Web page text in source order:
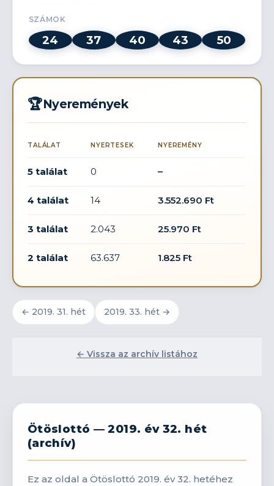
SZÁMOK
24 37 40 43 50
🏆Nyeremények
TALÁLAT NYERTESEK NYEREMÉNY
5 találat 0 –
4 találat 14 3.552.690 Ft
3 találat 2.043 25.970 Ft
2 találat 63.637 1.825 Ft
← 2019. 31. hét 2019. 33. hét →
← Vissza az archív listához
Ötöslottó — 2019. év 32. hét
(archív)
Ez az oldal a Ötöslottó 2019. év 32. hetéhez